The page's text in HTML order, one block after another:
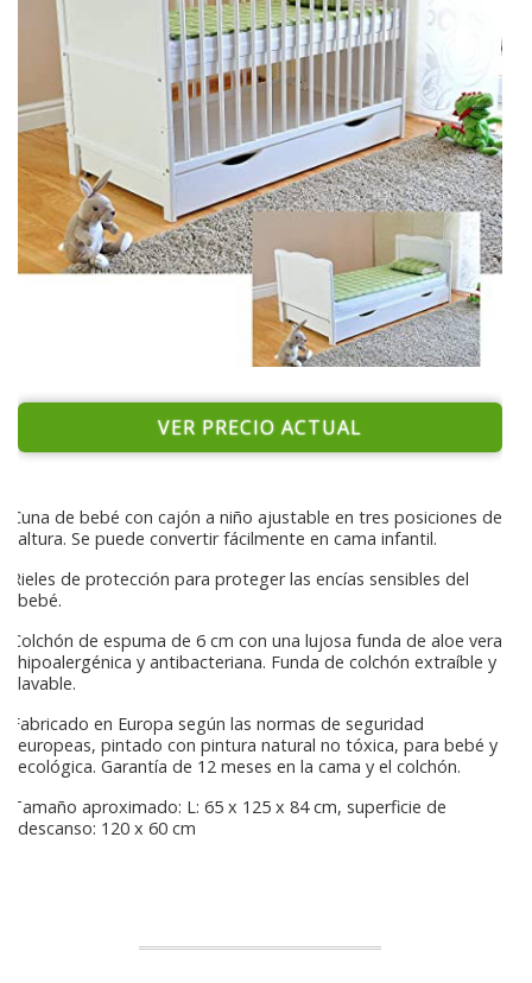
VER PRECIO ACTUAL
Cuna de bebé con cajón a niño ajustable en tres posiciones de
altura. Se puede convertir fácilmente en cama infantil.
Rieles de protección para proteger las encías sensibles del
bebé.
Colchón de espuma de 6 cm con una lujosa funda de aloe vera
hipoalergénica y antibacteriana. Funda de colchón extraíble y
lavable.
Fabricado en Europa según las normas de seguridad
europeas, pintado con pintura natural no tóxica, para bebé y
ecológica. Garantía de 12 meses en la cama y el colchón.
Tamaño aproximado: L: 65 x 125 x 84 cm, superficie de
descanso: 120 x 60 cm